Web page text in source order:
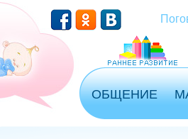
ОБЩЕНИЕ